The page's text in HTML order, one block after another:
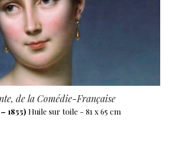
de la Comédie-Française
1855) Huile sur toile - 81 x 65 cm